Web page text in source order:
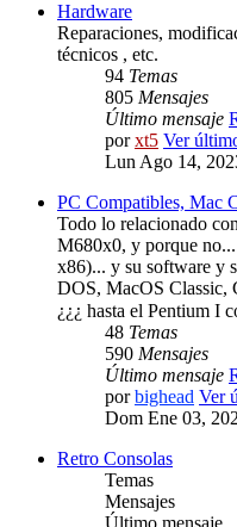
Hardware
Reparaciones,
técnicos , etc.
94 Temas
805 Mensajes
Último mensaje
porxt5 Ver
Lun Ago 14,
PC Compatibles, Mac
Todo lo relacionado
M680x0, y porque
x86)... y su software y
DOS, MacOS Classic,
¿¿¿ hasta el Pentium I
48 Temas
590 Mensajes
Último mensaje
porbighead Ver
Dom Ene 03,
Retro Consolas
Temas
Mensajes